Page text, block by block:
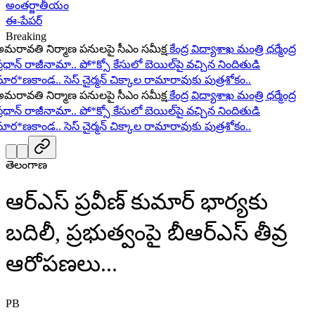
అంతర్జాతీయం
ఈ-పేపర్
Breaking
నిర్మాణ పనులపై సీఎం సమీక్ష కేంద్ర విద్యాశాఖ మంత్రి ధర్మేంద్ర
రాజీనామా.. పో*క్సో కేసులో బెయిల్‌పై వచ్చిన నిందితుడి
సెస్ చైర్మన్ చిక్కాల రామారావుకు పుత్రశోకం..
నిర్మాణ పనులపై సీఎం సమీక్ష కేంద్ర విద్యాశాఖ మంత్రి ధర్మేంద్ర
రాజీనామా.. పో*క్సో కేసులో బెయిల్‌పై వచ్చిన నిందితుడి
సెస్ చైర్మన్ చిక్కాల రామారావుకు పుత్రశోకం..
తెలంగాణ
ఆర్ఎస్ ప్రవీణ్ కుమార్ భార్యకు
బదిలీ, ప్రభుత్వంపై బీఆర్ఎస్ తీవ్ర
ఆరోపణలు...
PB